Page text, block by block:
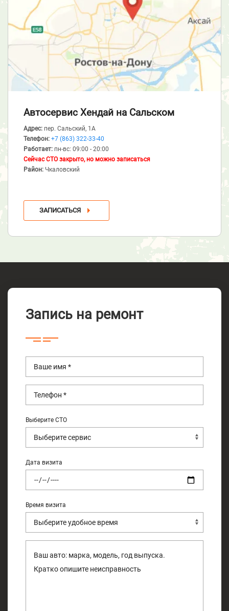
Автосервис Хендай на Сальском
Адрес: пер. Сальский, 1А
Телефон: +7 (863) 322-33-40
Работает: пн-вс: 09:00 - 20:00
Сейчас СТО закрыто, но можно записаться
Район: Чкаловский
ЗАПИСАТЬСЯ
Запись на ремонт
Выберите СТО
Дата визита
Время визита